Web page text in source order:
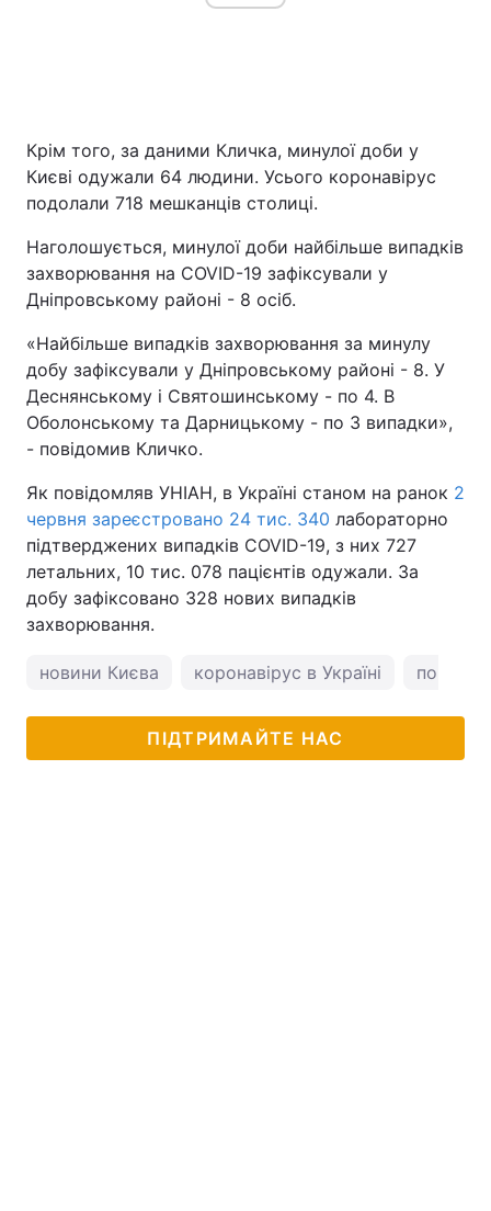
Крім того, за даними Кличка, минулої доби у
Києві одужали 64 людини. Усього коронавірус
подолали 718 мешканців столиці.
Наголошується, минулої доби найбільше випадків
захворювання на COVID-19 зафіксували у
Дніпровському районі - 8 осіб.
«Найбільше випадків захворювання за минулу
добу зафіксували у Дніпровському районі - 8. У
Деснянському і Святошинському - по 4. В
Оболонському та Дарницькому - по 3 випадки»,
- повідомив Кличко.
Як повідомляв УНІАН, в Україні станом на ранок 2
червня зареєстровано 24 тис. 340 лабораторно
підтверджених випадків COVID-19, з них 727
летальних, 10 тис. 078 пацієнтів одужали. За
добу зафіксовано 328 нових випадків
захворювання.
новини Києва коронавірус в Україні погода
ПІДТРИМАЙТЕ НАС